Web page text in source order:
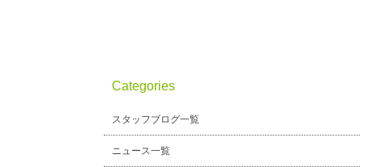
Categories
スタッフブログ一覧
ニュース一覧